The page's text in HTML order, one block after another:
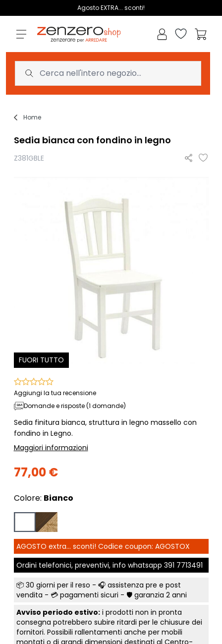
Agosto EXTRA... sconti!
Lista dei
Home
Sedia bianca con fondino in legno
Z381GBLE
FUORI TUTTO
Aggiungi la tua recensione
Domande e risposte (1 domande)
Sedia finitura bianca, struttura in legno massello con
fondino in Legno.
Maggiori informazioni
77,00 €
Colore: Bianco
AGOSTO extra... sconti! Codice coupon: AGOSTOX
Ordini telefonici, preventivi, info whatsapp 391 7713491
📦 30 giorni per il reso - 🎧 assistenza pre e post
vendita - 💳 pagamenti sicuri - 🛡️ garanzia 2 anni
Avviso periodo estivo:i prodotti non in pronta
consegna potrebbero subire ritardi per le chiusure dei
fornitori. Possibili rallentamenti anche per mobili
montati o di grandi dimensioni destinati al Centro-